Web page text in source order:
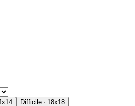
x14 Difficile · 18x18